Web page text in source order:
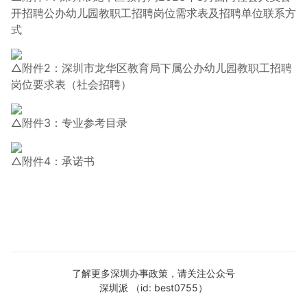
开招聘公办幼儿园教职工招聘岗位需求表及招聘单位联系方
式
△附件2：深圳市龙华区教育局下属公办幼儿园教职工招聘
岗位要求表（社会招聘）
△附件3：专业参考目录
△附件4：承诺书
了解更多深圳办事政策，请关注公众号
深圳派 （id: best0755）